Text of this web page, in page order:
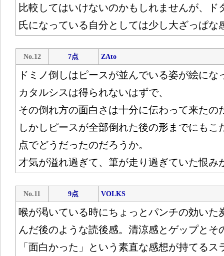
比較してはいけないのかもしれませんが、ド
氏になっている自分としては少し大ざっぱな
No.12 7点 ZAto
ドミノ倒しはピースが並んでいる姿が絵に
カタルシスは得られないはずで、
その倒れ方の面白さは十分に伝わって来たの
しかしピースが全部倒れた後の形までにもこ
点でどうだったのだろうか。
才気が溢れ過ぎて、筆が走り過ぎていた恨み
No.11 9点 VOLKS
喉が渇いている時にちょっとパンチの効いた
んだ後のような読後感。清涼感とゲップとそ
「面白かった」という素直な感想が持てる